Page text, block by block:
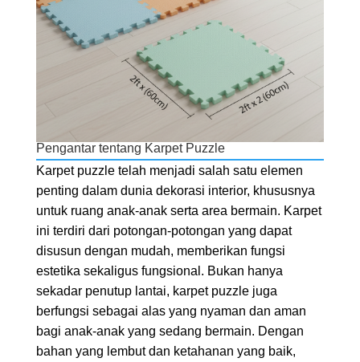
Pengantar tentang Karpet Puzzle
Karpet puzzle telah menjadi salah satu elemen
penting dalam dunia dekorasi interior, khususnya
untuk ruang anak-anak serta area bermain. Karpet
ini terdiri dari potongan-potongan yang dapat
disusun dengan mudah, memberikan fungsi
estetika sekaligus fungsional. Bukan hanya
sekadar penutup lantai, karpet puzzle juga
berfungsi sebagai alas yang nyaman dan aman
bagi anak-anak yang sedang bermain. Dengan
bahan yang lembut dan ketahanan yang baik,